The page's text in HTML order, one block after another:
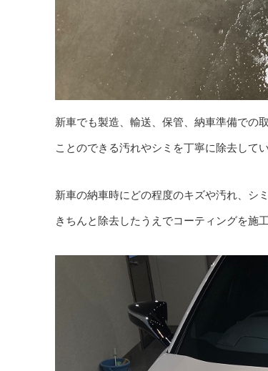
新車でも製造、輸送、保管、納車準備での
ことのできる汚れやシミを丁寧に除去してい
新車の納車時にどの程度のキズや汚れ、シ
きちんと除去したうえでコーティングを施